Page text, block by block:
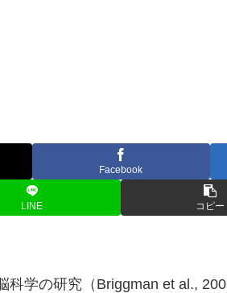
Facebook
LINE コピー
科学の研究（Briggman et al.,